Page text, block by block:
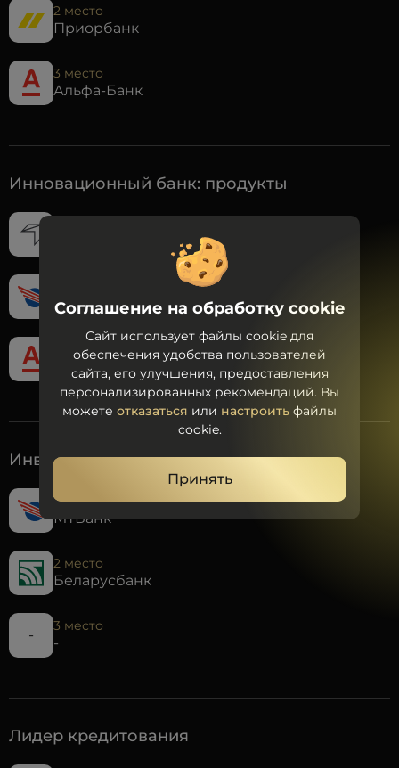
Соглашение на обработку cookie
Сайт использует файлы cookie для
обеспечения удобства пользователей
сайта, его улучшения, предоставления
персонализированных рекомендаций. Вы
можете отказаться или настроить файлы
cookie.
Принять
2 место
Приорбанк
3 место
Альфа-Банк
Инновационный банк: продукты
МТБанк
3 место
Альфа-Банк
Инвестиционный банк
1 место
МТБанк
2 место
Беларусбанк
-
3 место
-
Лидер кредитования